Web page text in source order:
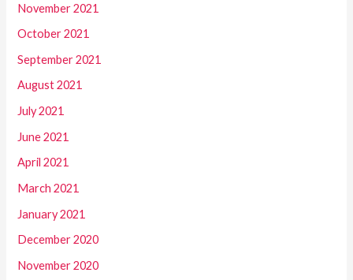
November 2021
October 2021
September 2021
August 2021
July 2021
June 2021
April 2021
March 2021
January 2021
December 2020
November 2020